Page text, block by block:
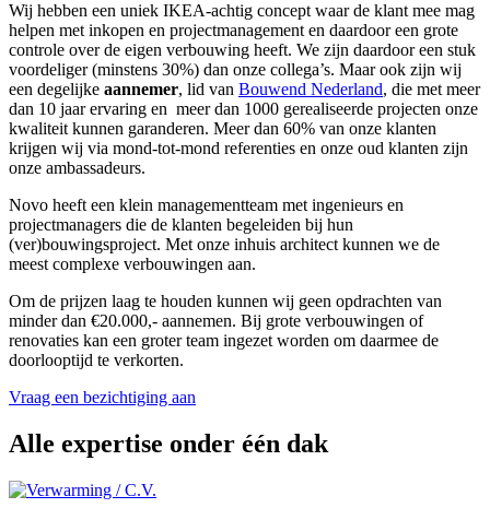
Wij hebben een uniek IKEA-achtig concept waar de klant mee mag
helpen met inkopen en projectmanagement en daardoor een grote
controle over de eigen verbouwing heeft. We zijn daardoor een stuk
voordeliger (minstens 30%) dan onze collega’s. Maar ook zijn wij
een degelijke aannemer, lid van Bouwend Nederland, die met meer
dan 10 jaar ervaring en meer dan 1000 gerealiseerde projecten onze
kwaliteit kunnen garanderen. Meer dan 60% van onze klanten
krijgen wij via mond-tot-mond referenties en onze oud klanten zijn
onze ambassadeurs.
Novo heeft een klein managementteam met ingenieurs en
projectmanagers die de klanten begeleiden bij hun
(ver)bouwingsproject. Met onze inhuis architect kunnen we de
meest complexe verbouwingen aan.
Om de prijzen laag te houden kunnen wij geen opdrachten van
minder dan €20.000,- aannemen. Bij grote verbouwingen of
renovaties kan een groter team ingezet worden om daarmee de
doorlooptijd te verkorten.
Vraag een bezichtiging aan
Alle expertise onder één dak